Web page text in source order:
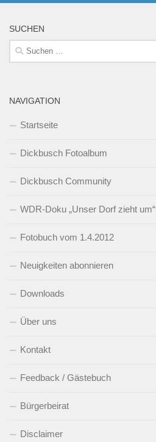
SUCHEN
Suchen
nach:
NAVIGATION
Startseite
Dickbusch Fotoalbum
Dickbusch Community
WDR-Doku „Unser Dorf zieht um“
Fotobuch vom 1.4.2012
Neuigkeiten abonnieren
Downloads
Über uns
Kontakt
Feedback / Gästebuch
Bürgerbeirat
Disclaimer